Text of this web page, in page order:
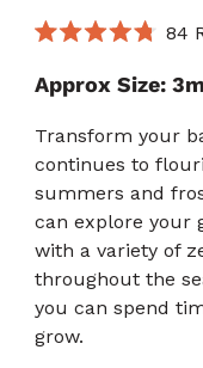
z
hvězdiček
84
Approx Size:
Transform your
continues to
summers and
can explore your
with a variety of
throughout the
you can spend
grow.